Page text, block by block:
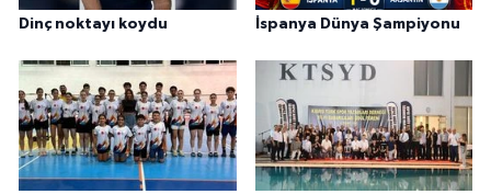
Dinç noktayı koydu İspanya Dünya Şampiyonu